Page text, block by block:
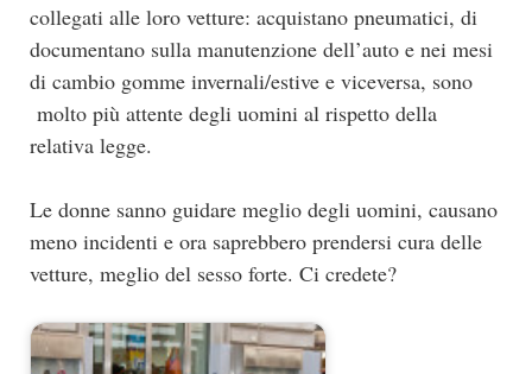
collegati alle loro vetture: acquistano pneumatici, di
documentano sulla manutenzione dell’auto e nei mesi
di cambio gomme invernali/estive e viceversa, sono
molto più attente degli uomini al rispetto della
relativa legge.
Le donne sanno guidare meglio degli uomini, causano
meno incidenti e ora saprebbero prendersi cura delle
vetture, meglio del sesso forte. Ci credete?